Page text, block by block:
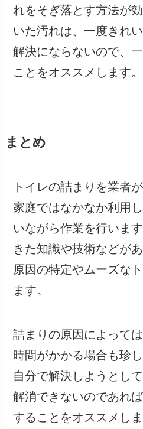
れをそぎ落とす方法が
いた汚れは、一度きれ
解決にならないので、
ことをオススメします。
まとめ
トイレの詰まりを業者
家庭ではなかなか利用
いながら作業を行いま
きた知識や技術などが
原因の特定やムーズな
ます。
詰まりの原因によって
時間がかかる場合も珍
自分で解決しようとし
解消できないのであれ
することをオススメしま